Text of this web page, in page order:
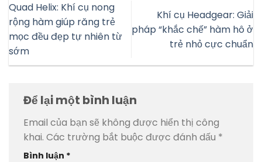
Quad Helix: Khí cụ nong
rộng hàm giúp răng trẻ
mọc đều đẹp tự nhiên từ
sớm
Khí cụ Headgear: Giải
pháp “khắc chế” hàm hô ở
trẻ nhỏ cực chuẩn
Để lại một bình luận
Email của bạn sẽ không được hiển thị công
khai. Các trường bắt buộc được đánh dấu *
Bình luận *